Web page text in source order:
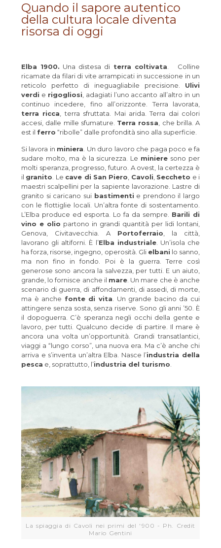
Quando il sapore autentico
della cultura locale diventa
risorsa di oggi
Elba 1900. Una distesa di terra coltivata . Colline
ricamate da filari di vite arrampicati in successione in un
reticolo perfetto di ineguagliabile precisione. Ulivi
verdi e rigogliosi , adagiati l’uno accanto all’altro in un
continuo incedere, fino all’orizzonte. Terra lavorata,
terra ricca , terra sfruttata. Mai arida. Terra dai colori
accesi, dalle mille sfumature. Terra rossa , che brilla. A
est il ferro “ribolle” dalle profondità sino alla superficie.
Si lavora in miniera . Un duro lavoro che paga poco e fa
sudare molto, ma è la sicurezza. Le miniere sono per
molti speranza, progresso, futuro. A ovest, la certezza è
il granito . Le cave di San Piero Cavoli Seccheto e i
maestri scalpellini per la sapiente lavorazione. Lastre di
granito si caricano sui bastimenti e prendono il largo
con le flottiglie locali. Un’altra fonte di sostentamento.
L’Elba produce ed esporta. Lo fa da sempre. Barili di
vino e olio partono in grandi quantità per lidi lontani,
Genova, Civitavecchia. A Portoferraio , la città,
lavorano gli altiforni. È l’Elba industriale. Un’isola che
ha forza, risorse, ingegno, operosità. Gli elbani lo sanno,
ma non fino in fondo. Poi è la guerra. Terre così
generose sono ancora la salvezza, per tutti. E un aiuto,
grande, lo fornisce anche il mare . Un mare che è anche
scenario di guerra, di affondamenti, di assedi, di morte,
ma è anche fonte di vita . Un grande bacino da cui
attingere senza sosta, senza riserve. Sono gli anni ’50. È
il dopoguerra. C’è speranza negli occhi della gente e
lavoro, per tutti. Qualcuno decide di partire. Il mare è
ancora una volta un’opportunità. Grandi transatlantici,
viaggi a “lungo corso”, una nuova era. Ma c’è anche chi
arriva e s’inventa un’altra Elba. Nasce l’industria della
pesca e, soprattutto, l’industria del turismo
La spiaggia di Cavoli nei primi del '900 - Ph. Credit
Mario Gentini